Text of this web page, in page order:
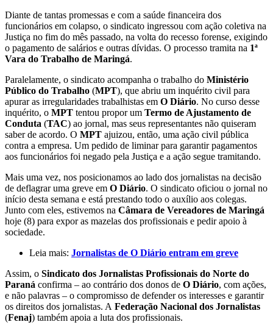
Diante de tantas promessas e com a saúde financeira dos
funcionários em colapso, o sindicato ingressou com ação coletiva na
Justiça no fim do mês passado, na volta do recesso forense, exigindo
o pagamento de salários e outras dívidas. O processo tramita na 1ª
Vara do Trabalho de Maringá.
Paralelamente, o sindicato acompanha o trabalho do Ministério
Público do Trabalho (MPT), que abriu um inquérito civil para
apurar as irregularidades trabalhistas em O Diário. No curso desse
inquérito, o MPT tentou propor um Termo de Ajustamento de
Conduta (TAC) ao jornal, mas seus representantes não quiseram
saber de acordo. O MPT ajuizou, então, uma ação civil pública
contra a empresa. Um pedido de liminar para garantir pagamentos
aos funcionários foi negado pela Justiça e a ação segue tramitando.
Mais uma vez, nos posicionamos ao lado dos jornalistas na decisão
de deflagrar uma greve em O Diário. O sindicato oficiou o jornal no
início desta semana e está prestando todo o auxílio aos colegas.
Junto com eles, estivemos na Câmara de Vereadores de Maringá
hoje (8) para expor as mazelas dos profissionais e pedir apoio à
sociedade.
Leia mais: Jornalistas de O Diário entram em greve
Assim, o Sindicato dos Jornalistas Profissionais do Norte do
Paraná confirma – ao contrário dos donos de O Diário, com ações,
e não palavras – o compromisso de defender os interesses e garantir
os direitos dos jornalistas. A Federação Nacional dos Jornalistas
(Fenaj) também apoia a luta dos profissionais.